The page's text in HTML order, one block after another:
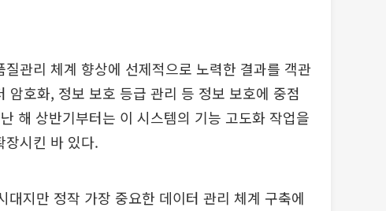
관리 체계 향상에 선제적으로 노력한 결과를 객관
암호화, 정보 보호 등급 관리 등 정보 보호에 중점
해 상반기부터는 이 시스템의 기능 고도화 작업을
장시킨 바 있다.
대지만 정작 가장 중요한 데이터 관리 체계 구축에